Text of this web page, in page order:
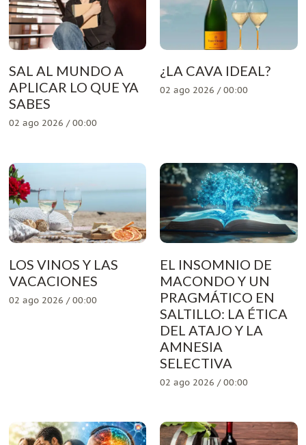
SAL AL MUNDO A
APLICAR LO QUE YA
SABES
02 ago 2026 / 00:00
¿LA CAVA IDEAL?
02 ago 2026 / 00:00
LOS VINOS Y LAS
VACACIONES
02 ago 2026 / 00:00
EL INSOMNIO DE
MACONDO Y UN
PRAGMÁTICO EN
SALTILLO: LA ÉTICA
DEL ATAJO Y LA
AMNESIA
SELECTIVA
02 ago 2026 / 00:00